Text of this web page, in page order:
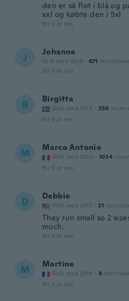
den er så flot i blå og
xxl og købte den i 5xl
för 5 år sen
J Johanne
Gick med 2018 · 671
för 5 år sen
B Birgitta
Gick med 2015 · 256
för 5 år sen
M Marco Antonio
Gick med 2020 · 1034
för 5 år sen
D Debbie
Gick med 2017 · 21
They run small so 2
much.
för 5 år sen
M Martine
Gick med 2016 · 9
för 5 år sen